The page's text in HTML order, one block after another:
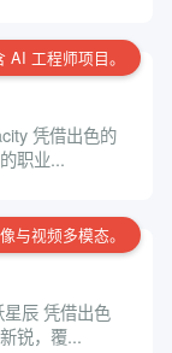
工程师项目。
凭借出色的
职业...
与视频多模态。
辰 凭借出色
锐，覆...